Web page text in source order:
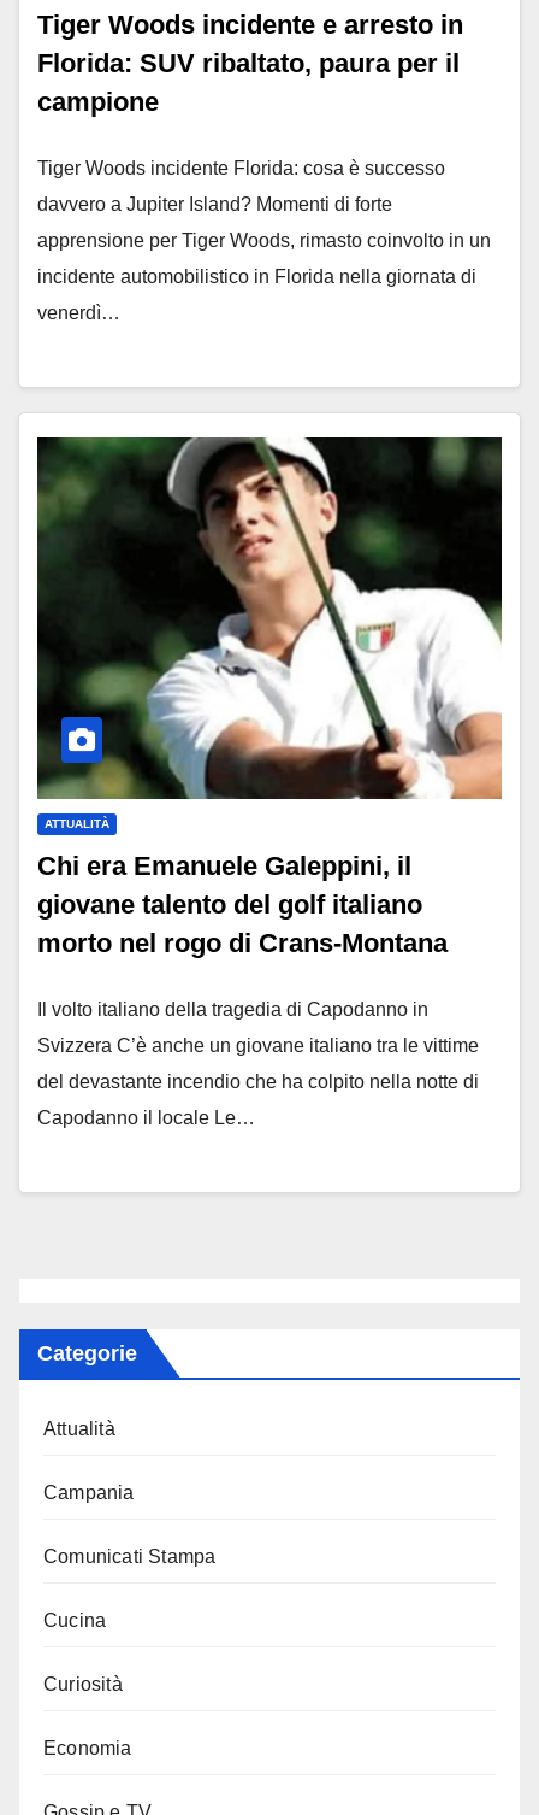
Tiger Woods incidente e arresto in
Florida: SUV ribaltato, paura per il
campione
Tiger Woods incidente Florida: cosa è successo
davvero a Jupiter Island? Momenti di forte
apprensione per Tiger Woods, rimasto coinvolto in un
incidente automobilistico in Florida nella giornata di
venerdì…
ATTUALITÀ
Chi era Emanuele Galeppini, il
giovane talento del golf italiano
morto nel rogo di Crans-Montana
Il volto italiano della tragedia di Capodanno in
Svizzera C’è anche un giovane italiano tra le vittime
del devastante incendio che ha colpito nella notte di
Capodanno il locale Le…
Categorie
Attualità
Campania
Comunicati Stampa
Cucina
Curiosità
Economia